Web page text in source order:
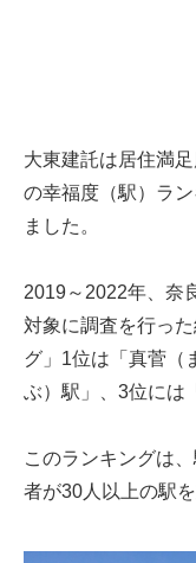
大東建託は居住満
の幸福度（駅）ラ
ました。
2019～2022年、奈
対象に調査を行っ
グ」1位は「真菅（
ぶ）駅」、3位には
このランキングは
者が30人以上の駅